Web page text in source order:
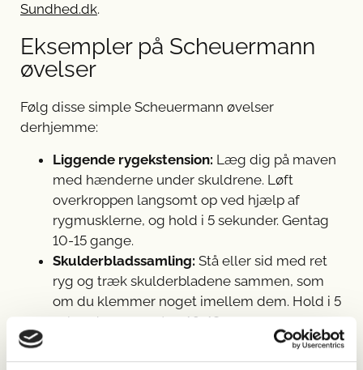
Sundhed.dk.
Eksempler på Scheuermann
øvelser
Følg disse simple Scheuermann øvelser
derhjemme:
Liggende rygekstension: Læg dig på maven
med hænderne under skuldrene. Løft
overkroppen langsomt op ved hjælp af
rygmusklerne, og hold i 5 sekunder. Gentag
10-15 gange.
Skulderbladssamling: Stå eller sid med ret
ryg og træk skulderbladene sammen, som
om du klemmer noget imellem dem. Hold i 5
sekunder og gentag 10-12 gange.
Stil dig i en
døråbning med armene i skulderhøjde mod